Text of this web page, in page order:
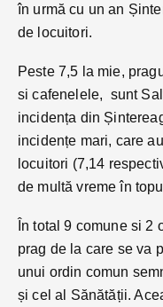
în urmă cu un an
de locuitori.
Peste 7,5 la mie,
si cafenelele, sunt
incidența din
incidențe mari, care
locuitori (7,14
de multă vreme în
În total 9 comune si 2
prag de la care se va
unui ordin comun
și cel al Sănătății.